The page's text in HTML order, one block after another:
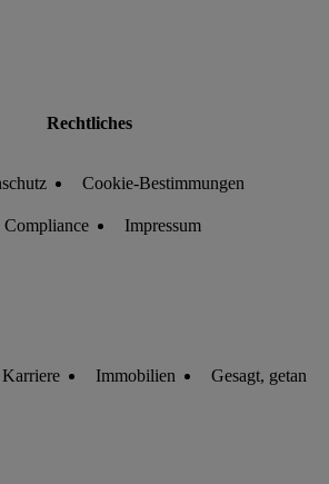
Rechtliches
Cookie-Bestimmungen
Compliance Impressum
Karriere Immobilien Gesagt, getan